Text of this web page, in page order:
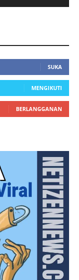
SUKA
MENGIKUTI
BERLANGGANAN